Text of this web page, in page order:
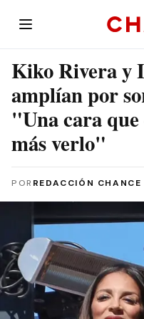
Kiko Rivera y
amplían por
"Una cara
más verlo"
POR REDACCIÓN CHANCE